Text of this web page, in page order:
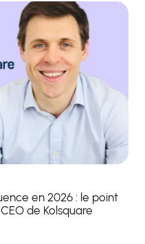
en 2026 : le point
de Kolsquare